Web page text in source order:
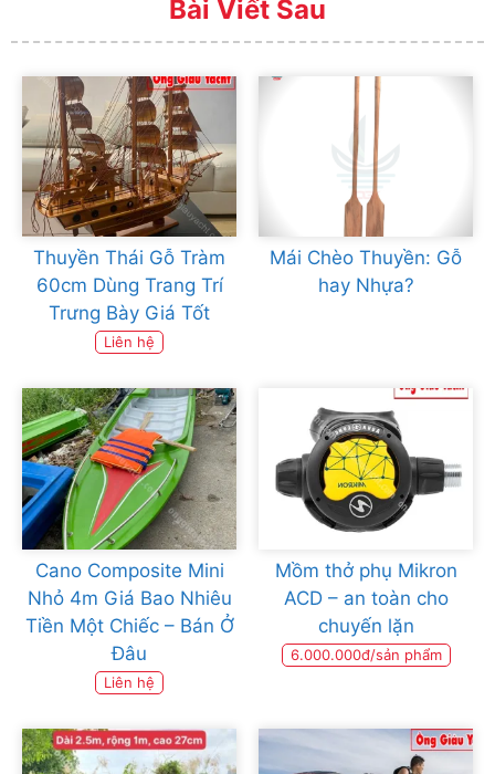
Bài Viết Sau
Thuyền Thái Gỗ Tràm
60cm Dùng Trang Trí
Trưng Bày Giá Tốt
Liên hệ
Mái Chèo Thuyền: Gỗ
hay Nhựa?
Cano Composite Mini
Nhỏ 4m Giá Bao Nhiêu
Tiền Một Chiếc – Bán Ở
Đâu
Liên hệ
Mồm thở phụ Mikron
ACD – an toàn cho
chuyến lặn
6.000.000đ/sản phẩm